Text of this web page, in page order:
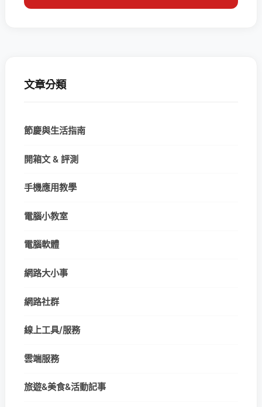
文章分類
節慶與生活指南
開箱文 & 評測
手機應用教學
電腦小教室
電腦軟體
網路大小事
網路社群
線上工具/服務
雲端服務
旅遊&美食&活動記事